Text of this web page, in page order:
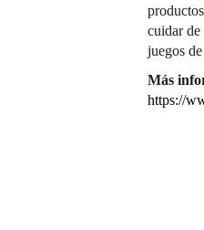
cuidar de
juegos
Más
https://